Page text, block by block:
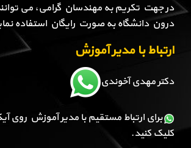
در جهت تکریم به مهندسان گرامی، می
درون دانشگاه به صورت رایگان استفاده
ارتباط با مدیر آموزش
دکتر مهدی آخوندی
برای ارتباط مستقیم با مدیر آموزش روی
کلیک کنید.